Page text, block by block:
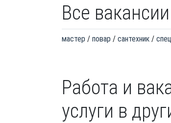
Все
мастер повар сантехник
Работа и
услуги в